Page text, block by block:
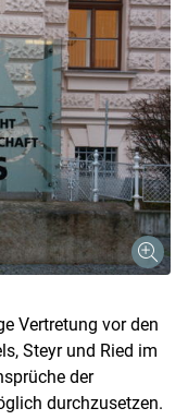
Vertretung vor den
Steyr und Ried im
der
durchzusetzen.